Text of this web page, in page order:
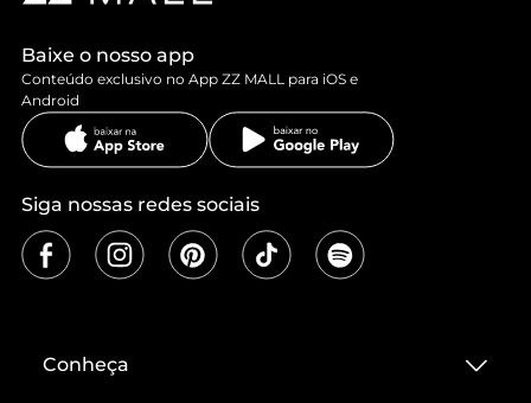
Baixe o nosso app
Conteúdo exclusivo no App ZZ MALL para iOS e
Android
Siga nossas redes sociais
Conheça